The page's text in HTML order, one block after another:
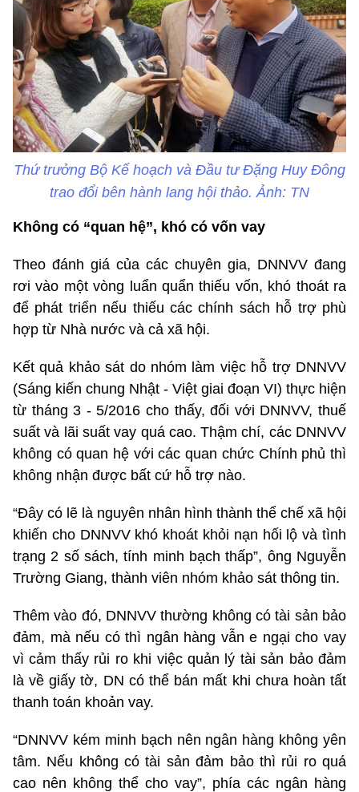
Thứ trưởng Bộ Kế hoạch và Đầu tư Đặng Huy Đông
trao đổi bên hành lang hội thảo. Ảnh: TN
Không có “quan hệ”, khó có vốn vay
Theo đánh giá của các chuyên gia, DNNVV đang
rơi vào một vòng luẩn quẩn thiếu vốn, khó thoát ra
để phát triển nếu thiếu các chính sách hỗ trợ phù
hợp từ Nhà nước và cả xã hội.
Kết quả khảo sát do nhóm làm việc hỗ trợ DNNVV
(Sáng kiến chung Nhật - Việt giai đoạn VI) thực hiện
từ tháng 3 - 5/2016 cho thấy, đối với DNNVV, thuế
suất và lãi suất vay quá cao. Thậm chí, các DNNVV
không có quan hệ với các quan chức Chính phủ thì
không nhận được bất cứ hỗ trợ nào.
“Đây có lẽ là nguyên nhân hình thành thể chế xã hội
khiến cho DNNVV khó khoát khỏi nạn hối lộ và tình
trạng 2 số sách, tính minh bạch thấp”, ông Nguyễn
Trường Giang, thành viên nhóm khảo sát thông tin.
Thêm vào đó, DNNVV thường không có tài sản bảo
đảm, mà nếu có thì ngân hàng vẫn e ngại cho vay
vì cảm thấy rủi ro khi việc quản lý tài sản bảo đảm
là về giấy tờ, DN có thể bán mất khi chưa hoàn tất
thanh toán khoản vay.
“DNNVV kém minh bạch nên ngân hàng không yên
tâm. Nếu không có tài sản đảm bảo thì rủi ro quá
cao nên không thể cho vay”, phía các ngân hàng